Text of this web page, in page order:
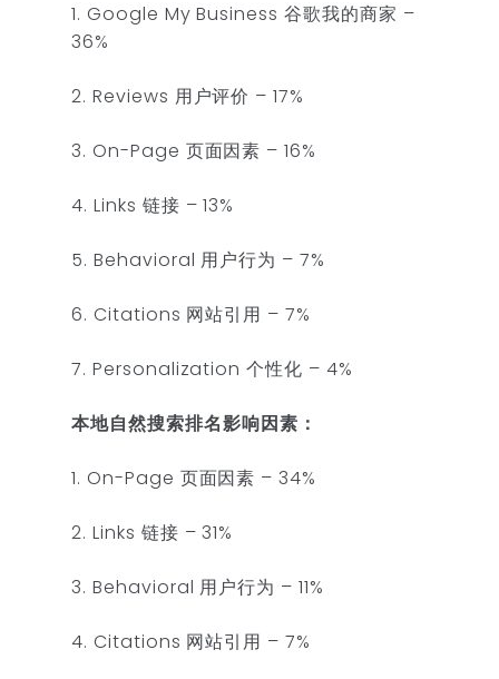
1. Google My Business 谷歌我的商家 –
36%
2. Reviews 用户评价 – 17%
3. On-Page 页面因素 – 16%
4. Links 链接 – 13%
5. Behavioral 用户行为 – 7%
6. Citations 网站引用 – 7%
7. Personalization 个性化 – 4%
本地自然搜索排名影响因素：
1. On-Page 页面因素 – 34%
2. Links 链接 – 31%
3. Behavioral 用户行为 – 11%
4. Citations 网站引用 – 7%